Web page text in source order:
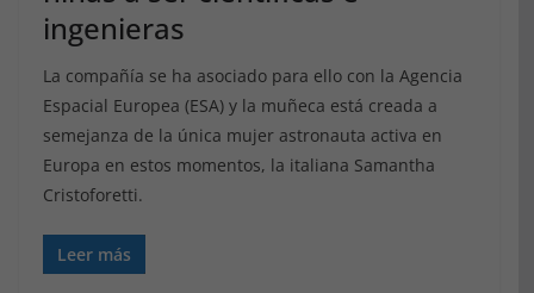
ingenieras
La compañía se ha asociado para ello con la Agencia
Espacial Europea (ESA) y la muñeca está creada a
semejanza de la única mujer astronauta activa en
Europa en estos momentos, la italiana Samantha
Cristoforetti.
Leer más